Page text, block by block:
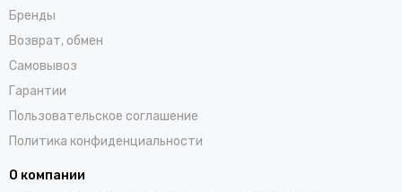
Бренды
Возврат, обмен
Самовывоз
Гарантии
Пользовательское соглашение
Политика конфиденциальности
О компании